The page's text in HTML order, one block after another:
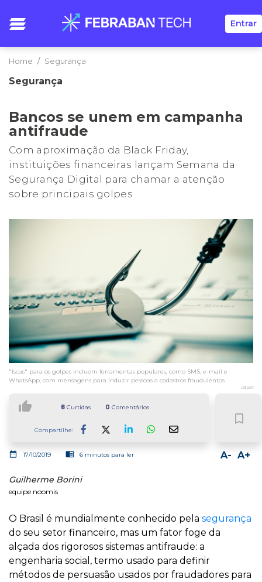
Entrar
Home Segurança
Segurança
Bancos se unem em campanha
antifraude
Com aproximação da Black Friday,
instituições financeiras lançam Semana da
Segurança Digital para chamar a atenção
sobre principais golpes
"Iscas" para os golpes incluem ferramentas populares, como SMS, e-mail e
WhatsApp, com mensagens para induzir pessoas a cadastros fraudulentos
iStock
thumb_up 8Curtidas 0 Comentários
Compartilhe:
bookmark_border
date_range 17/10/2019 chrome_reader_mode 6 minutos para ler A+
A-
Guilherme Borini
equipe noomis
O Brasil é mundialmente conhecido pela segurança
do seu setor financeiro, mas um fator foge da
alçada dos rigorosos sistemas antifraude: a
engenharia social, termo usado para definir
métodos de persuasão usados por fraudadores para